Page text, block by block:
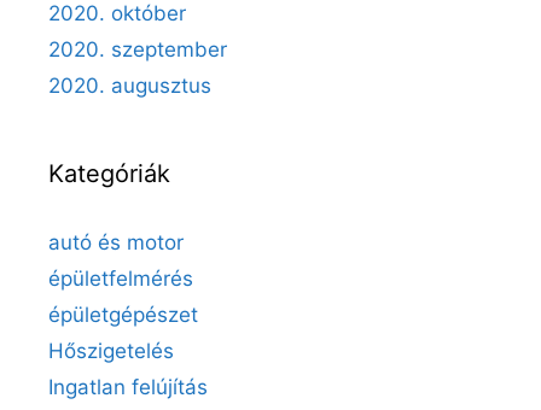
2020. október
2020. szeptember
2020. augusztus
Kategóriák
autó és motor
épületfelmérés
épületgépészet
Hőszigetelés
Ingatlan felújítás